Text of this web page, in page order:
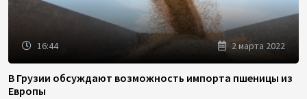
16:44 2 марта 2022
В Грузии обсуждают возможность импорта пшеницы из
Европы